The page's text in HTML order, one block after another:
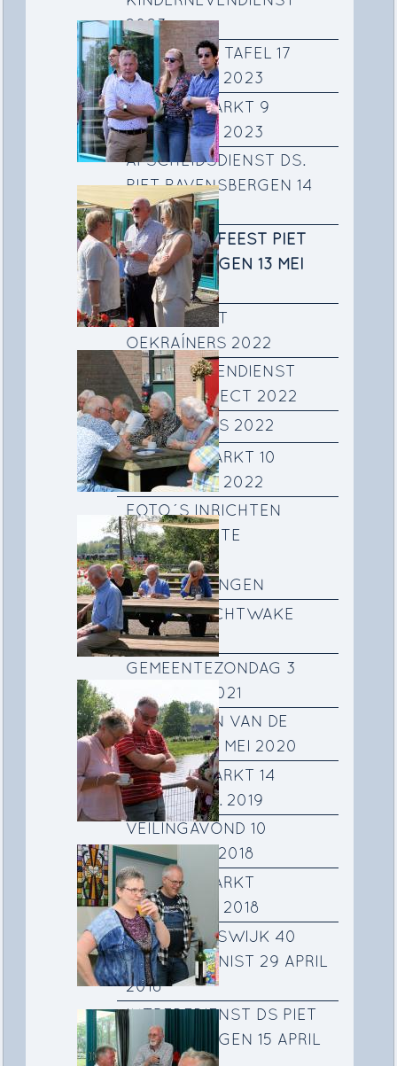
2023
SAMEN AAN TAFEL 17
SEPTEMBER 2023
NAJAARSMARKT 9
SEPTEMBER 2023
AFSCHEIDSDIENST DS.
PIET RAVENSBERGEN 14
MEI 2023
AFSCHEIDSFEEST PIET
RAVENSBERGEN 13 MEI
2023
KERSTFEEST
OEKRAÍNERS 2022
KINDERNEVENDIENST
KERSTPROJECT 2022
PATMOS REIS 2022
NAJAARSMARKT 10
SEPTEMBER 2022
FOTO´S INRICHTEN
WOONRUIMTE
OEKRAÌNSE
VLUCHTELINGEN
FOTO'S NACHTWAKE
OEKRAÏNE
GEMEENTEZONDAG 3
OKTOBER 2021
SCHILDEREN VAN DE
SCHAKEL 12 MEI 2020
NAJAARSMARKT 14
SEPTEMBER. 2019
VEILINGAVOND 10
NOVEMBER 2018
NAJAARSMARKT
SEPTEMBER 2018
PETER KRUISWIJK 40
JAAR ORGANIST 29 APRIL
2018
INTREDEDIENST DS PIET
RAVENSBERGEN 15 APRIL